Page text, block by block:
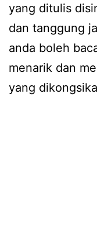
yang ditulis
dan tanggung
anda boleh
menarik dan
yang